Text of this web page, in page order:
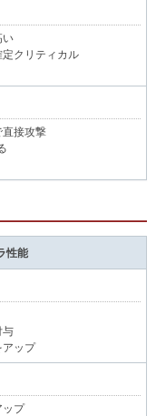
い
定クリティカル
直接攻撃
性能
与
アップ
ップ